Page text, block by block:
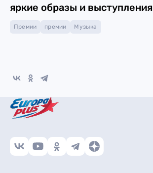
яркие образы и выступления
Премии премии Музыка